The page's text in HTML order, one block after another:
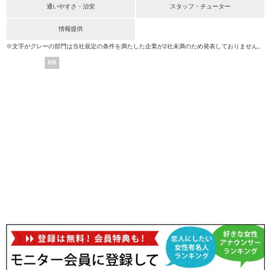
通いやすさ・治安 スタッフ・チューター
情報提供
※文字がグレーの部門は当社規定の条件を満たした企業が2社未満のため発表しておりません。
PR